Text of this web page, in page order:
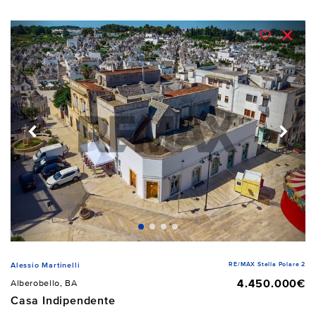
Alessio Martinelli RE/MAX Stella Polare 2
Alberobello, BA
4.450.000€
Casa Indipendente